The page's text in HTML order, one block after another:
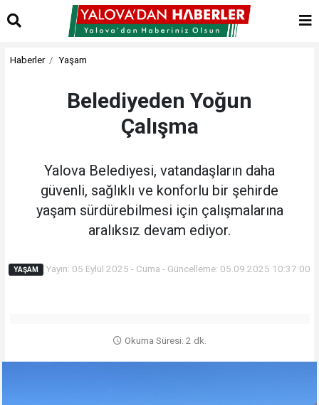
Haberler Yaşam
Belediyeden Yoğun
Çalışma
Yalova Belediyesi, vatandaşların daha
güvenli, sağlıklı ve konforlu bir şehirde
yaşam sürdürebilmesi için çalışmalarına
aralıksız devam ediyor.
YAŞAM Yayın: 05 Eylül 2025 - Cuma - Güncelleme: 05.09.2025 10:37:00
Okuma Süresi: 2 dk.